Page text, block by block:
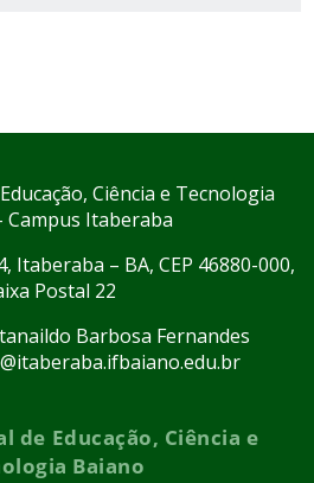
Ciência e Tecnologia
Campus Itaberaba
Itaberaba – BA, CEP 46880-000,
Postal 22
Barbosa Fernandes
de Educação, Ciência e
Baiano